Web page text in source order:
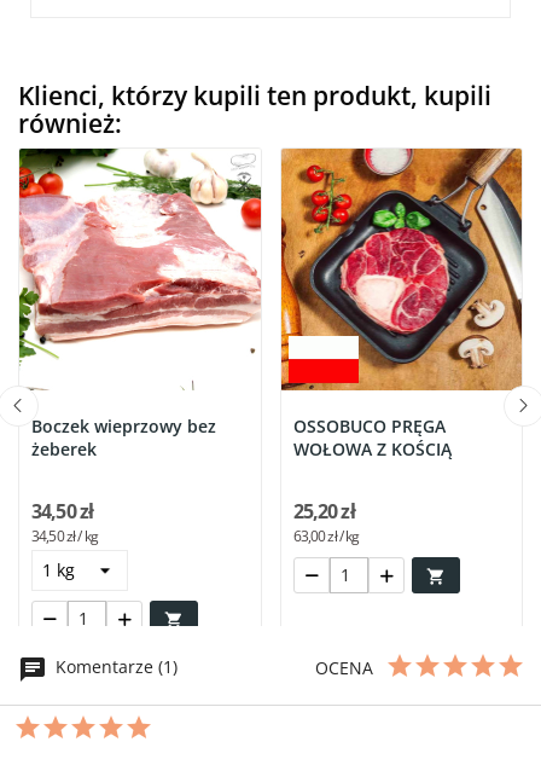
Klienci, którzy kupili ten produkt, kupili
również:
Boczek wieprzowy bez
żeberek

34,50 zł
34,50 zł / kg
OSSOBUCO PRĘGA
WOŁOWA Z KOŚCIĄ

25,20 zł
63,00 zł / kg
Komentarze (1) OCENA